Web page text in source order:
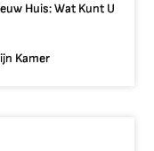
Huis: Wat Kunt U
Kamer